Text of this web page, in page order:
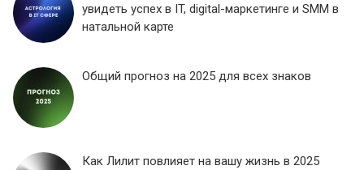
увидеть успех в IT, digital-маркетинге и SMM в
натальной карте
Общий прогноз на 2025 для всех знаков
Как Лилит повлияет на вашу жизнь в 2025